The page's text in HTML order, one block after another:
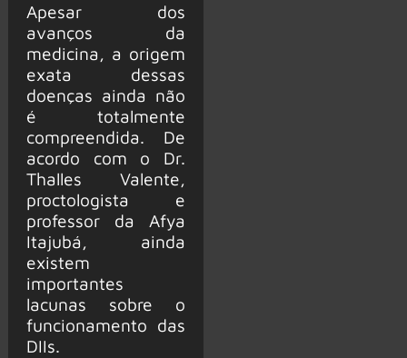
Apesar dos
avanços da
medicina, a origem
exata dessas
doenças ainda não
é totalmente
compreendida. De
acordo com o Dr.
Thalles Valente,
proctologista e
professor da Afya
Itajubá, ainda
existem
importantes
lacunas sobre o
funcionamento das
DIIs.